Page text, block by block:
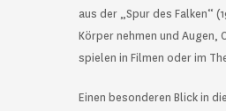
aus der „Spur des Falken“
Körper nehmen und Augen,
spielen in Filmen oder im
Einen besonderen Blick in